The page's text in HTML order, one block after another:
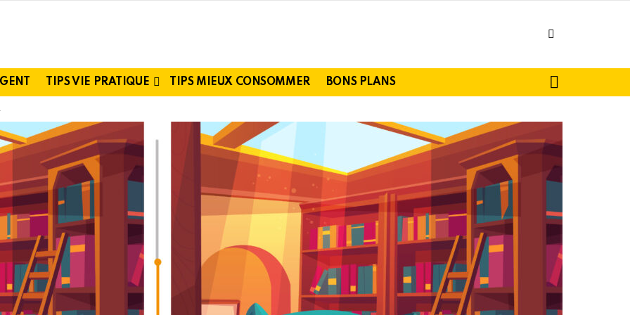
TIPS VIE PRATIQUE TIPS MIEUX CONSOMMER BONS PLANS